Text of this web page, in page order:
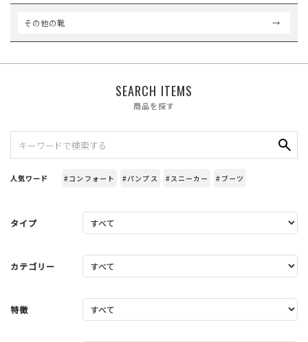
その他の靴
SEARCH ITEMS
商品を探す
人気ワード #コンフォート #パンプス #スニーカー #ブーツ
タイプ
カテゴリー
特徴